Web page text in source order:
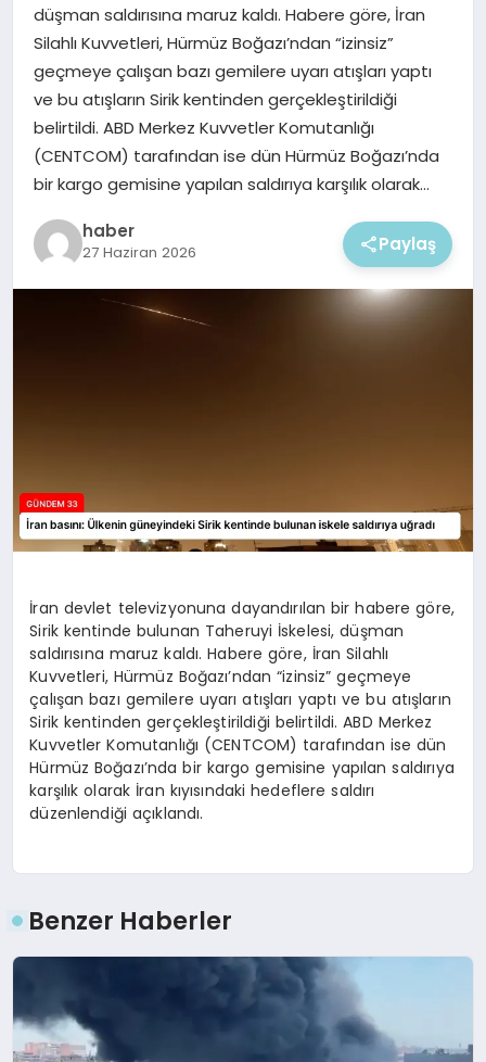
MAGAZIN
düşman saldırısına maruz kaldı. Habere göre, İran
Silahlı Kuvvetleri, Hürmüz Boğazı’ndan “izinsiz”
geçmeye çalışan bazı gemilere uyarı atışları yaptı
ve bu atışların Sirik kentinden gerçekleştirildiği
belirtildi. ABD Merkez Kuvvetler Komutanlığı
(CENTCOM) tarafından ise dün Hürmüz Boğazı’nda
bir kargo gemisine yapılan saldırıya karşılık olarak…
haber
27 Haziran 2026 Paylaş
İran devlet televizyonuna dayandırılan bir habere göre,
Sirik kentinde bulunan Taheruyi İskelesi, düşman
saldırısına maruz kaldı. Habere göre, İran Silahlı
Kuvvetleri, Hürmüz Boğazı’ndan “izinsiz” geçmeye
çalışan bazı gemilere uyarı atışları yaptı ve bu atışların
Sirik kentinden gerçekleştirildiği belirtildi. ABD Merkez
Kuvvetler Komutanlığı (CENTCOM) tarafından ise dün
Hürmüz Boğazı’nda bir kargo gemisine yapılan saldırıya
karşılık olarak İran kıyısındaki hedeflere saldırı
düzenlendiği açıklandı.
Benzer Haberler